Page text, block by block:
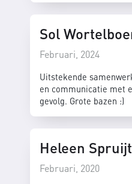
Sol
Februari, 2024
Uitstekende
en communicatie met
gevolg. Grote bazen :)
Heleen Spruijt
Februari, 2020